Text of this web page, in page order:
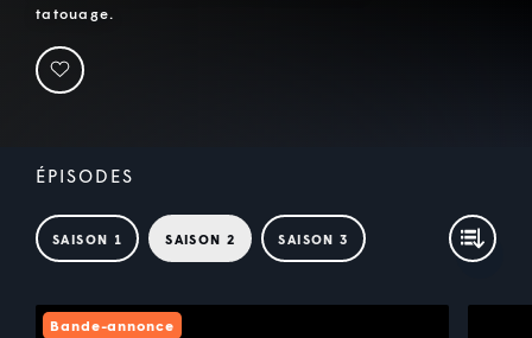
tatouage.
ÉPISODES
SAISON 1 SAISON 2 SAISON 3
Bande-annonce